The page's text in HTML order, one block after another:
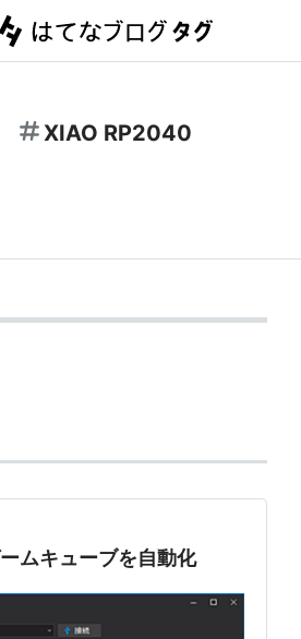
XIAO RP2040
ムキューブを自動化